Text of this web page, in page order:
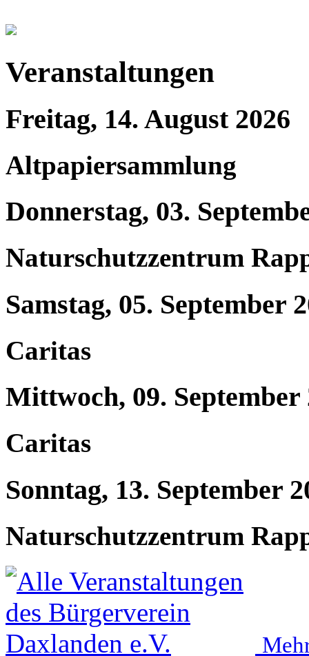
Veranstaltungen
Freitag, 14. August 2026
Altpapiersammlung
Donnerstag, 03.
Naturschutzzentrum
Samstag, 05. September
Caritas
Mittwoch, 09. September
Caritas
Sonntag, 13. September
Naturschutzzentrum